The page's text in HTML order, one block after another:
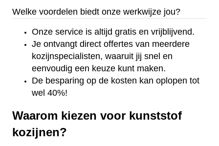
Welke voordelen biedt onze werkwijze jou?
Onze service is altijd gratis en vrijblijvend.
Je ontvangt direct offertes van meerdere
kozijnspecialisten, waaruit jij snel en
eenvoudig een keuze kunt maken.
De besparing op de kosten kan oplopen tot
wel 40%!
Waarom kiezen voor kunststof
kozijnen?